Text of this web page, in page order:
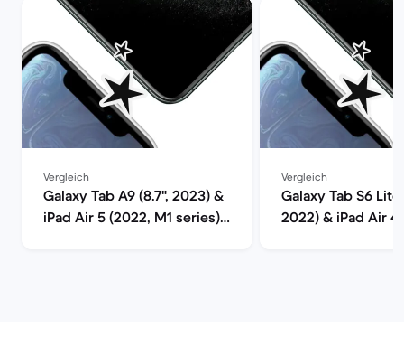
Vergleich
Galaxy Tab A9 (8.7", 2023) &
iPad Air 5 (2022, M1 series)
Vergleich
Galaxy Tab S6 Lite
2022) & iPad Air 4